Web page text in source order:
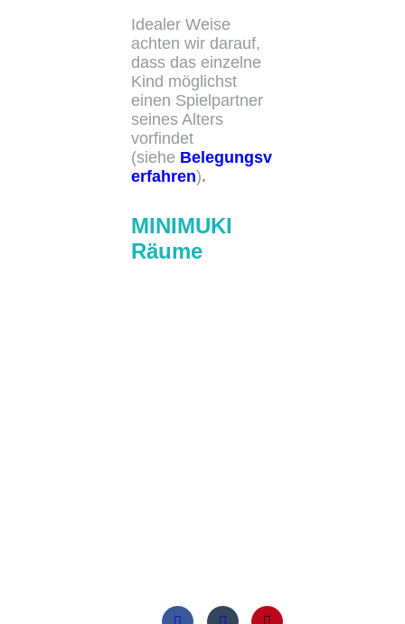
Idealer Weise
achten wir darauf,
dass das einzelne
Kind möglichst
einen Spielpartner
seines Alters
vorfindet
(siehe Belegungsv
erfahren).
MINIMUKI
Räume